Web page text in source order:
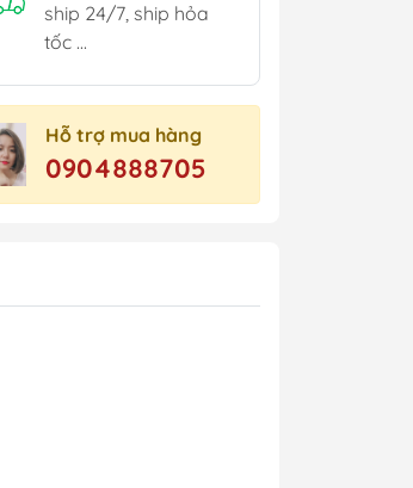
ship 24/7, ship hỏa
tốc ...
Hỗ trợ mua hàng
0904888705